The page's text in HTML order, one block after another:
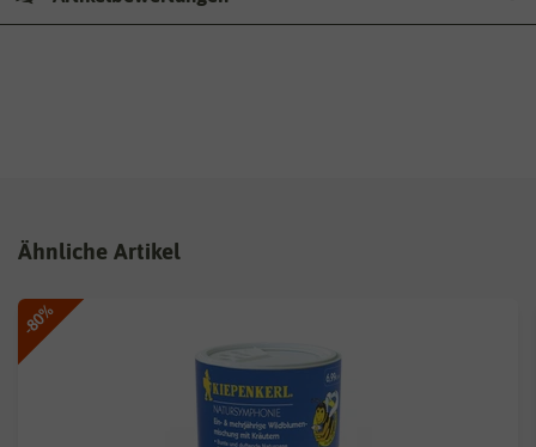
Ähnliche Artikel
-80%